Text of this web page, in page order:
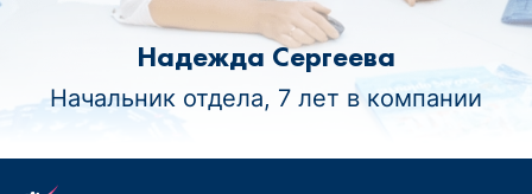
Надежда Сергеева
Начальник отдела, 7 лет в компании